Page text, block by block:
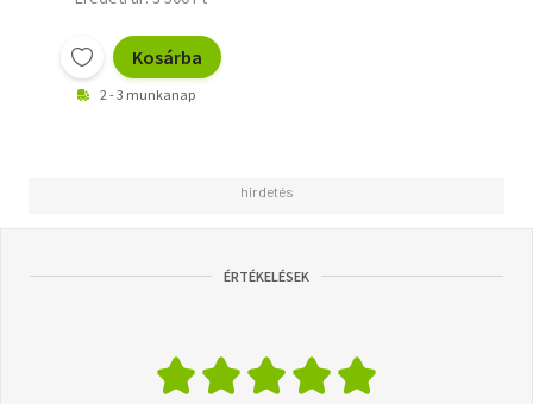
Kosárba
2 - 3 munkanap
ÉRTÉKELÉSEK